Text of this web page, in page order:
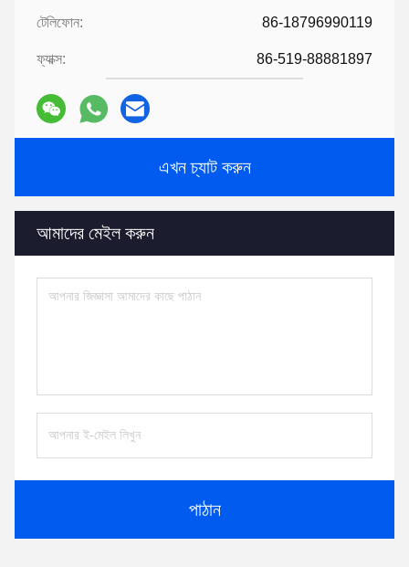
টেলিফোন: 86-18796990119
ফ্যাক্স: 86-519-88881897
এখন চ্যাট করুন
আমাদের মেইল ​​করুন
পাঠান